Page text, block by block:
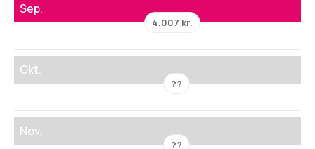
Sep.
4.007 kr.
Okt.
??
Nov.
??